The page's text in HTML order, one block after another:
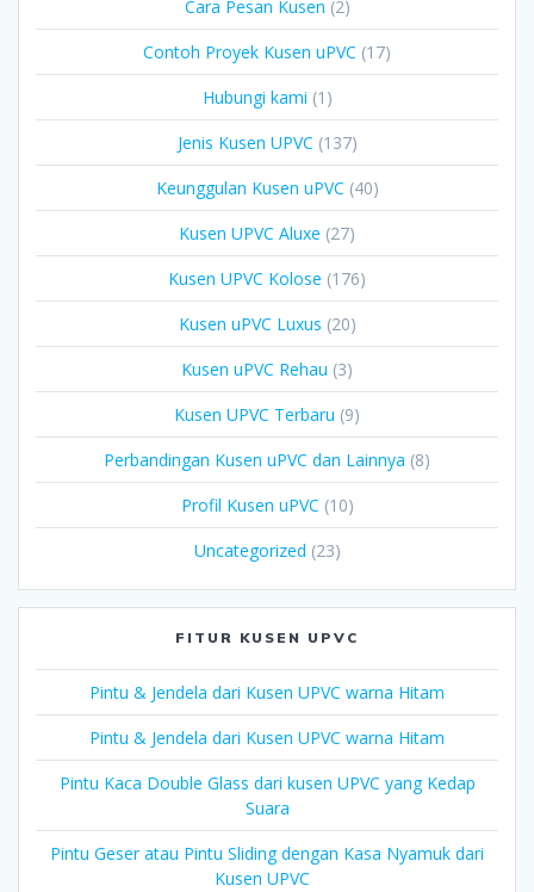
Cara Pesan Kusen (2)
Contoh Proyek Kusen uPVC (17)
Hubungi kami (1)
Jenis Kusen UPVC (137)
Keunggulan Kusen uPVC (40)
Kusen UPVC Aluxe (27)
Kusen UPVC Kolose (176)
Kusen uPVC Luxus (20)
Kusen uPVC Rehau (3)
Kusen UPVC Terbaru (9)
Perbandingan Kusen uPVC dan Lainnya (8)
Profil Kusen uPVC (10)
Uncategorized (23)
FITUR KUSEN UPVC
Pintu & Jendela dari Kusen UPVC warna Hitam
Pintu & Jendela dari Kusen UPVC warna Hitam
Pintu Kaca Double Glass dari kusen UPVC yang Kedap
Suara
Pintu Geser atau Pintu Sliding dengan Kasa Nyamuk dari
Kusen UPVC